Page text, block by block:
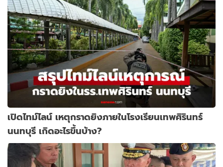
เปิดไทม์ไลน์ เหตุกราดยิงภายในโรงเรียนเทพศิรินทร์
นนทบุรี เกิดอะไรขึ้นบ้าง?